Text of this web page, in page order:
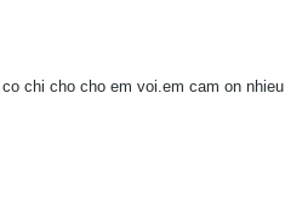
chi cho cho em voi.em cam on nhieu